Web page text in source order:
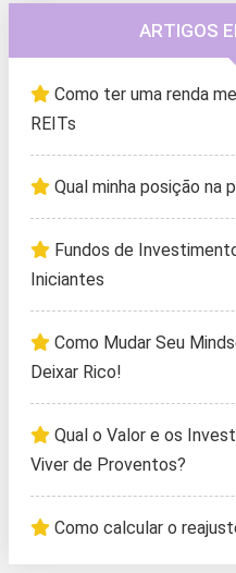
ARTIGOS
Como ter uma renda
REITs
Qual minha posição na
Fundos de
Iniciantes
Como Mudar Seu
Deixar Rico!
Qual o Valor e os
Viver de Proventos?
Como calcular o